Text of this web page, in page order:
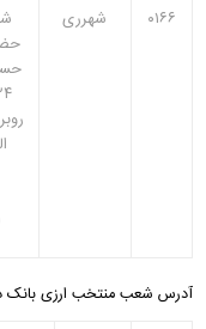
۰۱۶۶ شهرری
آدرس شعب منتخب ارزی بانک